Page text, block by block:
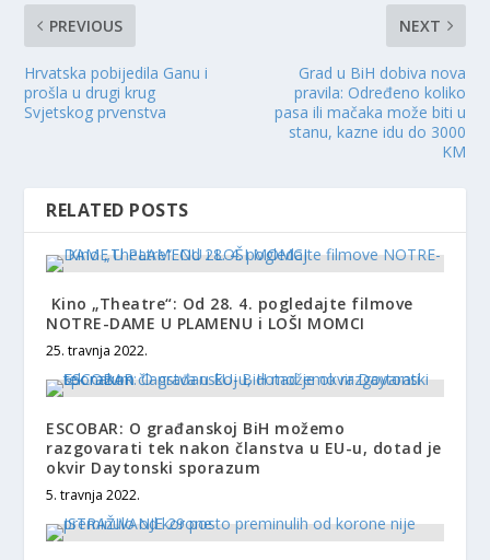
PREVIOUS
Hrvatska pobijedila Ganu i
prošla u drugi krug
Svjetskog prvenstva
NEXT
Grad u BiH dobiva nova
pravila: Određeno koliko
pasa ili mačaka može biti u
stanu, kazne idu do 3000
KM
RELATED POSTS
Kino „Theatre“: Od 28. 4. pogledajte filmove
NOTRE-DAME U PLAMENU i LOŠI MOMCI
25. travnja 2022.
ESCOBAR: O građanskoj BiH možemo
razgovarati tek nakon članstva u EU-u, dotad je
okvir Daytonski sporazum
5. travnja 2022.